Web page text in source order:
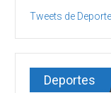
Tweets de
Deportes